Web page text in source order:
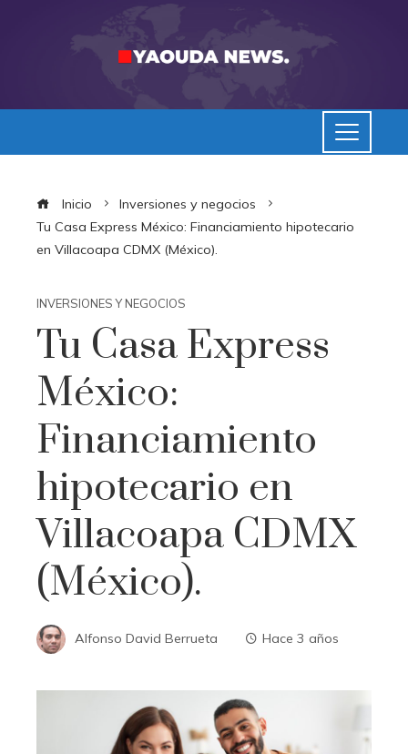
Inicio
Inversiones y negocios
Tu Casa Express México: Financiamiento hipotecario
en Villacoapa CDMX (México).
INVERSIONES Y NEGOCIOS
Tu Casa Express
México:
Financiamiento
hipotecario en
Villacoapa CDMX
(México).
Alfonso David Berrueta Hace 3 años